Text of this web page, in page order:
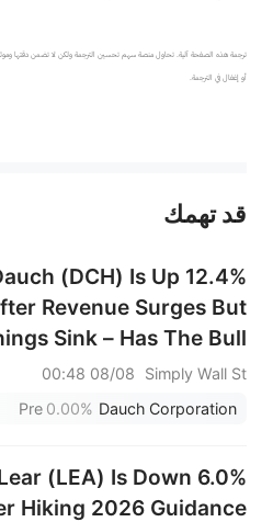
ترجمة هذه الصفحة آلية. تحاول منصة سهم تحسين الترجمة ولكن لا تضمن دقتها
أو إغفال في الترجمة.
عند الضرورة، يرجى استشارة مستشار استثمار محترف. لا تقدم منصة سهم أي مشورة
قد تهمك
(DCH) Is Up 12.4%
Revenue Surges But
Sink – Has The Bull
Case Changed?
Simply Wall St
08/08 00:48
Dauch Corporation
0.00%
Pre
(LEA) Is Down 6.0%
Hiking 2026 Guidance